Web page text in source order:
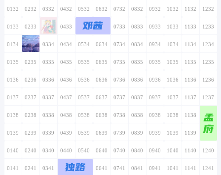
0132 0232 0332 0432 0532 0632 0732 0832 0932 1032 1132 1232
0133 0233 0333 0433 0533
邓茜
0633 0733 0833 0933 1033 1133 1233
0134 0234 0334 0434 0534 0634 0734 0834 0934 1034 1134 1234
0135 0235 0335 0435 0535 0635 0735 0835 0935 1035 1135 1235
0136 0236 0336 0436 0536 0636 0736 0836 0936 1036 1136 1236
0137 0237 0337 0437 0537 0637 0737 0837 0937 1037 1137 1237
0138 0238 0338 0438 0538 0638 0738 0838 0938 1038 1138 1238
孟
府
0139 0239 0339 0439 0539 0639 0739 0839 0939 1039 1139 1239
0140 0240 0340 0440 0540 0640 0740 0840 0940 1040 1140 1240
0141 0241 0341 0441
独路
0541 0641 0741 0841 0941 1041 1141 1241